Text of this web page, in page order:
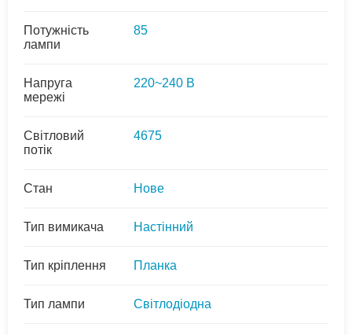
Потужність
лампи
85
Напруга
мережі
220~240 В
Світловий
потік
4675
Стан Нове
Тип вимикача Настінний
Тип кріплення Планка
Тип лампи Світлодіодна